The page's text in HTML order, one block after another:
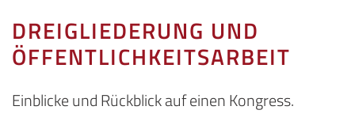
DREIGLIEDERUNG UND
ÖFFENTLICHKEITSARBEIT
Einblicke und Rückblick auf einen Kongress.